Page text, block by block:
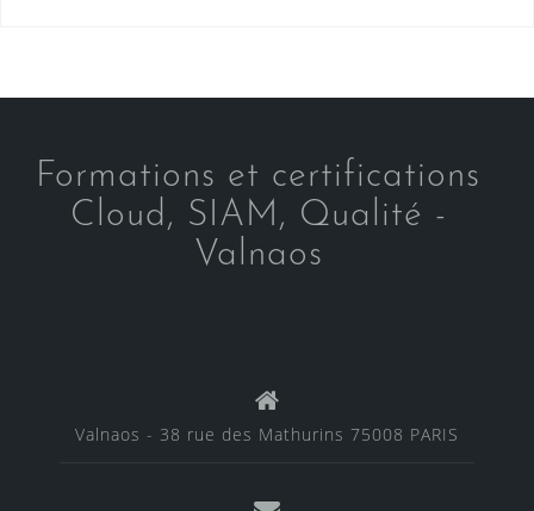
Formations et certifications
Cloud, SIAM, Qualité -
Valnaos
Valnaos - 38 rue des Mathurins 75008 PARIS